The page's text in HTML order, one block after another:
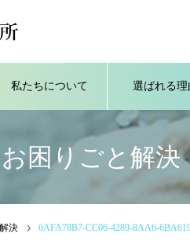
私たちについて 選ばれる理
困りごと解決
決 6AFA78B7-CC06-4289-8AA6-